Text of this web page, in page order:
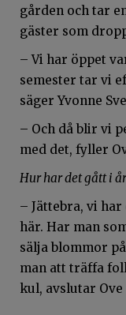
gården och tar
gäster som
– Vi har öppet
semester tar vi
säger Yvonne
– Och då blir vi
med det, fyller
Hur har det gått i
– Jättebra, vi
här. Har man
sälja blommor
man att träffa
kul, avslutar Ove